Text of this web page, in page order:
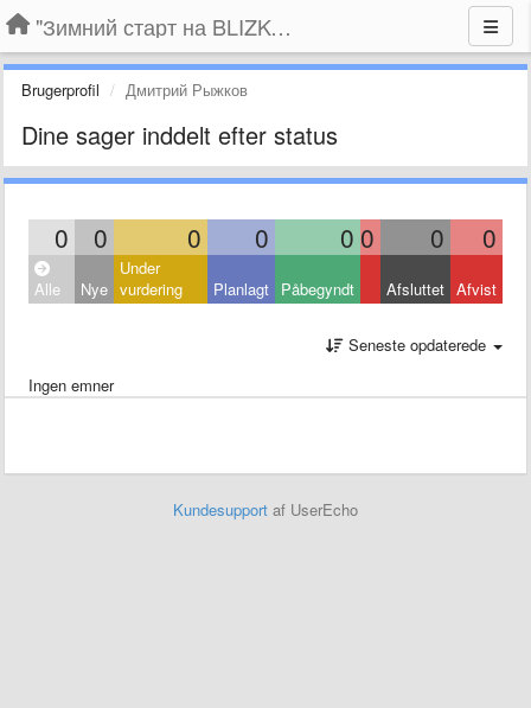
"Зимний старт на BLIZKO.ru". Конкурс компаний
Brugerprofil Дмитрий Рыжков
Dine sager inddelt efter status
0 0 0 0 0 0 0 0
Alle Nye
Under
vurdering
Planlagt Påbegyndt Afsluttet Afvist
Seneste opdaterede
Ingen emner
Kundesupport af UserEcho